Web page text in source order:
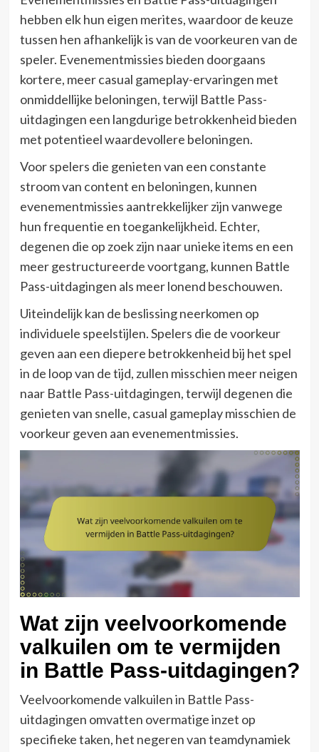
hebben elk hun eigen merites, waardoor de keuze
tussen hen afhankelijk is van de voorkeuren van de
speler. Evenementmissies bieden doorgaans
kortere, meer casual gameplay-ervaringen met
onmiddellijke beloningen, terwijl Battle Pass-
uitdagingen een langdurige betrokkenheid bieden
met potentieel waardevollere beloningen.
Voor spelers die genieten van een constante
stroom van content en beloningen, kunnen
evenementmissies aantrekkelijker zijn vanwege
hun frequentie en toegankelijkheid. Echter,
degenen die op zoek zijn naar unieke items en een
meer gestructureerde voortgang, kunnen Battle
Pass-uitdagingen als meer lonend beschouwen.
Uiteindelijk kan de beslissing neerkomen op
individuele speelstijlen. Spelers die de voorkeur
geven aan een diepere betrokkenheid bij het spel
in de loop van de tijd, zullen misschien meer neigen
naar Battle Pass-uitdagingen, terwijl degenen die
genieten van snelle, casual gameplay misschien de
voorkeur geven aan evenementmissies.
Wat zijn veelvoorkomende
valkuilen om te vermijden
in Battle Pass-uitdagingen?
Veelvoorkomende valkuilen in Battle Pass-
uitdagingen omvatten overmatige inzet op
specifieke taken, het negeren van teamdynamiek